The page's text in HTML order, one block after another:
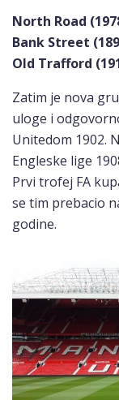
North Road
Bank Street
Old Trafford
Zatim je nova
uloge i
Unitedom 1902.
Engleske lige
Prvi trofej FA
se tim prebacio
godine.